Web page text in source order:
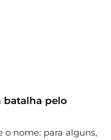
batalha pelo
o nome: para alguns,